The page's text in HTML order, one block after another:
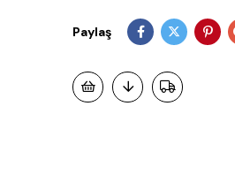
Paylaş